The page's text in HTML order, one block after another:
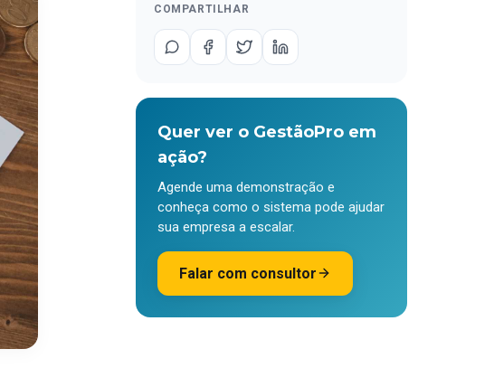
COMPARTILHAR
Quer ver o GestãoPro em
ação?
Agende uma demonstração e
conheça como o sistema pode ajudar
sua empresa a escalar.
Falar com consultor